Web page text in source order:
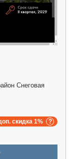
Снеговая
скидка 1%